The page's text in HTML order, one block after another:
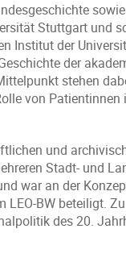
Stuttgart und
Institut der
der
stehen
von Patientinnen
und
Stadt- und
war an der
BW beteiligt.
des 20.